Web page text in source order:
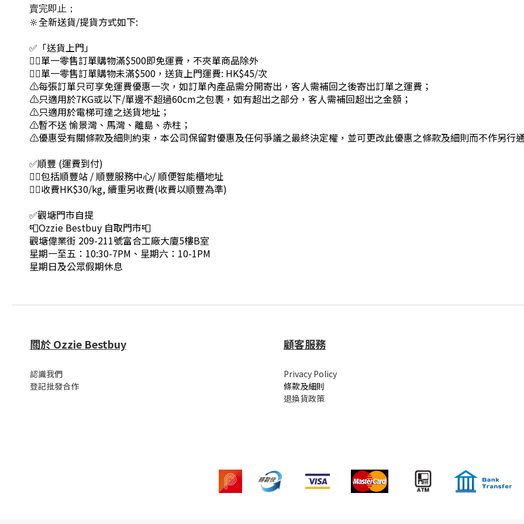
賣完即止；
🔆全新送貨/提貨方式如下:
✅「送貨上門」
👉🏻單一零售訂單購物滿$500即免運費，不夾單商品除外
👉🏻單一零售訂單購物未滿$500，送貨上門運費: HK$45/次
⚠每張訂單只可享免運費優惠一次，如訂單內產品需分開寄出，客人需補回之後寄出訂單之運費；
⚠只適用於7KG或以下/單邊不超過60cm之包裹，如有超出之部分，客人需補回超出之金額；
⚠只適用於電梯可達之送貨地址；
⚠暫不送 愉景灣、馬灣、離島、赤柱；
⚠優惠受有關條款及細則約束，本公司保留對優惠及任何爭議之最終決定權，並可更改此優惠之條款及細則而不作另行
✅順豐 (運費到付)
👉🏻包括順豐站 / 順豐服務中心/ 順便智能櫃地址
👉🏻收費HK$30/kg, 續重另收費(收費以順豐為準)
✅觀塘門市自提
📮Ozzie Bestbuy 自取門市📮
觀塘偉業街 209-211號富合工廠大廈5樓B室
星期一至五：10:30-7PM、星期六：10-1PM
星期日及公眾假期休息
關於 Ozzie Bestbuy
認識我們
登記批發合作
顧客服務
Privacy Policy
條款及細則
退換貨政策